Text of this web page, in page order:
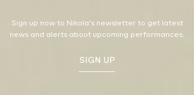
Sign up now to Nikola's newsletter to get latest
news and alerts about upcoming performances.
SIGN UP